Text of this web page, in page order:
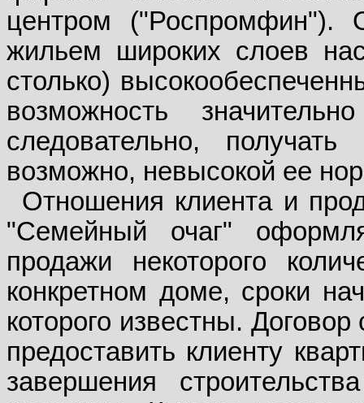
центром ("Роспромфин").
жильем широких слоев
столько)
возможность
следовательно,
возможно, невысокой ее
Отношения клиента и
"Семейный очаг"
продажи некоторого
конкретном доме, сроки
которого известны.
предоставить клиенту
завершения